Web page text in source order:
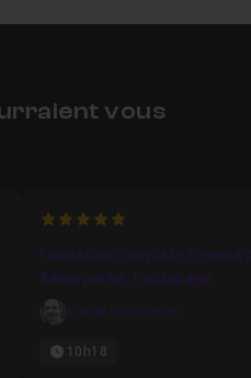
vous
5
Formation complète Cinema
4ème partie. L'éclairage
Lionel Vicidomini
10h18